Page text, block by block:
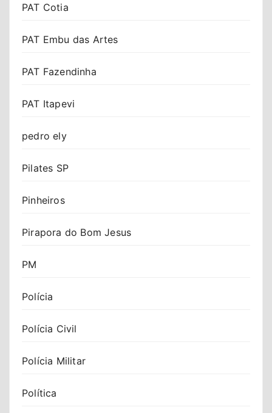
PAT Cotia
PAT Embu das Artes
PAT Fazendinha
PAT Itapevi
pedro ely
Pilates SP
Pinheiros
Pirapora do Bom Jesus
PM
Polícia
Polícia Civil
Polícia Militar
Política